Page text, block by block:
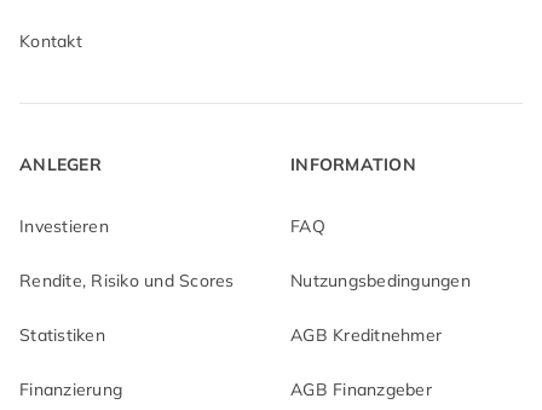
Kontakt
ANLEGER
Investieren
Rendite, Risiko und Scores
Statistiken
Finanzierung
INFORMATION
FAQ
Nutzungsbedingungen
AGB Kreditnehmer
AGB Finanzgeber